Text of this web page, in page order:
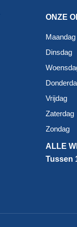
ONZE
Maandag
Dinsdag
Vrijdag
Zaterdag
Zondag
ALLE
Tussen